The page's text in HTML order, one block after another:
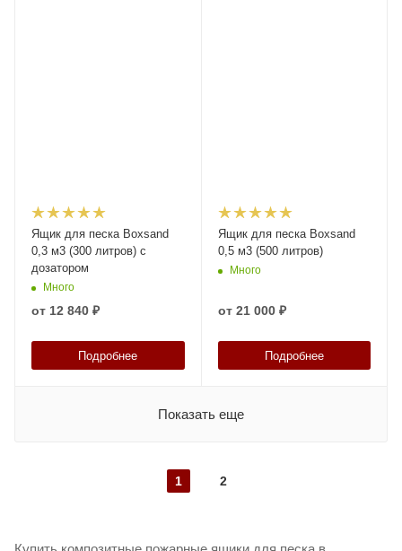
Ящик для песка Boxsand
0,3 м3 (300 литров) с
дозатором
Много
от 12 840 ₽
Подробнее
Ящик для песка Boxsand
0,5 м3 (500 литров)
Много
от 21 000 ₽
Подробнее
Показать еще
1 2